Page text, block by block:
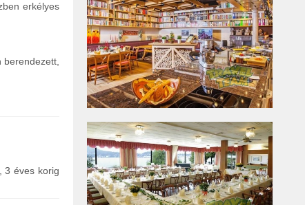
erkélyes
3 éves korig